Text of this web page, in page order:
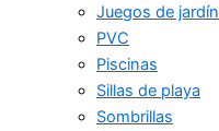
Juegos de jardín
PVC
Piscinas
Sillas de playa
Sombrillas